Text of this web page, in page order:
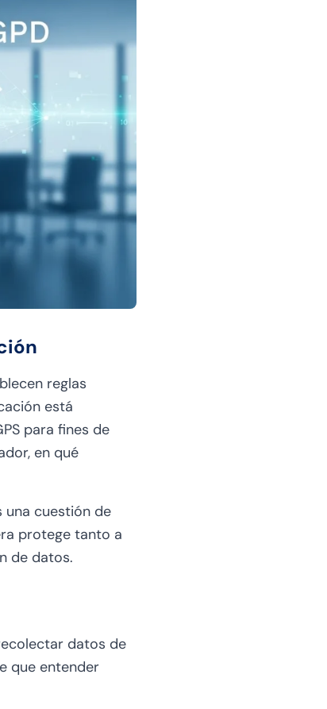
reglas
está
para fines de
en qué
una cuestión de
protege tanto a
de datos.
datos de
que entender